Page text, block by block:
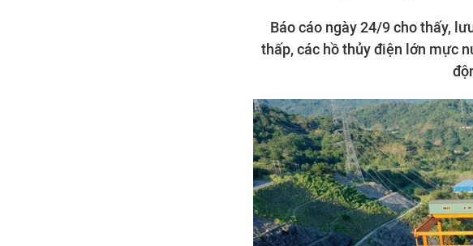
Báo cáo ngày 24/9 cho thấy,
thấp, các hồ thủy điện lớn mực